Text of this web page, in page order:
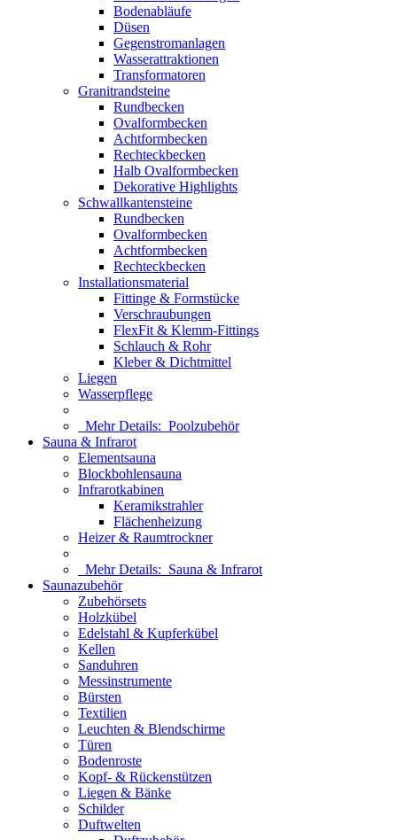
Bodenabläufe
Düsen
Gegenstromanlagen
Wasserattraktionen
Transformatoren
Granitrandsteine
Rundbecken
Ovalformbecken
Achtformbecken
Rechteckbecken
Halb Ovalformbecken
Dekorative Highlights
Schwallkantensteine
Rundbecken
Ovalformbecken
Achtformbecken
Rechteckbecken
Installationsmaterial
Fittinge & Formstücke
Verschraubungen
FlexFit & Klemm-Fittings
Schlauch & Rohr
Kleber & Dichtmittel
Liegen
Wasserpflege
Mehr Details: Poolzubehör
Sauna & Infrarot
Elementsauna
Blockbohlensauna
Infrarotkabinen
Keramikstrahler
Flächenheizung
Heizer & Raumtrockner
Mehr Details: Sauna & Infrarot
Saunazubehör
Zubehörsets
Holzkübel
Edelstahl & Kupferkübel
Kellen
Sanduhren
Messinstrumente
Bürsten
Textilien
Leuchten & Blendschirme
Türen
Bodenroste
Kopf- & Rückenstützen
Liegen & Bänke
Schilder
Duftwelten